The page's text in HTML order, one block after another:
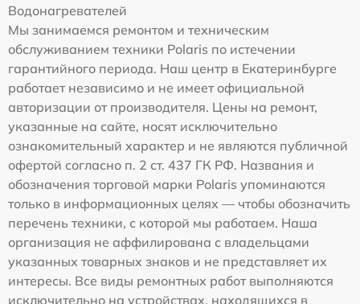
Водонагревателей
Мы занимаемся ремонтом и техническим
обслуживанием техники Polaris по истечении
гарантийного периода. Наш центр в Екатеринбурге
работает независимо и не имеет официальной
авторизации от производителя. Цены на ремонт,
указанные на сайте, носят исключительно
ознакомительный характер и не являются публичной
офертой согласно п. 2 ст. 437 ГК РФ. Названия и
обозначения торговой марки Polaris упоминаются
только в информационных целях — чтобы обозначить
перечень техники, с которой мы работаем. Наша
организация не аффилирована с владельцами
указанных товарных знаков и не представляет их
интересы. Все виды ремонтных работ выполняются
исключительно на устройствах, находящихся в